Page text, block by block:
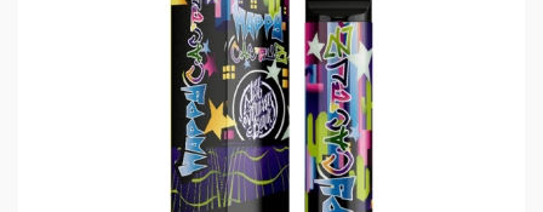
Nikotinstärke: 20 mg / ml
Enthält Nikotinsalz
Zugverhalten: MTL
Zugautomatik
Bis zu 600 Züge dampfen